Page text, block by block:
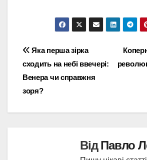
Навігація
записів
Яка перша зірка
сходить на небі ввечері:
Венера чи справжня
зоря?
ВідПавло